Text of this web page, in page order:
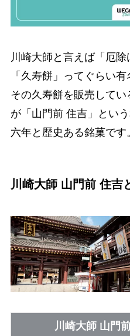
川崎大師と言えば「厄
「久寿餅」ってぐらい
その久寿餅を販売して
が「山門前 住吉」とい
六年と歴史ある銘菓です
川崎大師 山門前 住吉
川崎大師 山門